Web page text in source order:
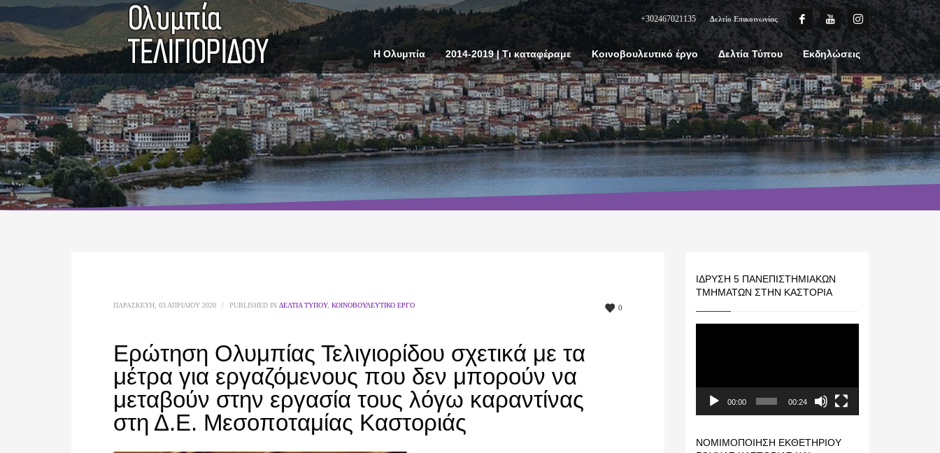
+302467021135 Δελτίο Επικοινωνίας
Η Ολυμπία 2014-2019 | Τι καταφέραμε Κοινοβουλευτικό έργο Δελτία Τύπου Εκδηλώσεις
0
ΠΑΡΑΣΚΕΥΉ, 03 ΑΠΡΙΛΊΟΥ 2020 / PUBLISHED IN ΔΕΛΤΊΑ ΤΎΠΟΥ, ΚΟΙΝΟΒΟΥΛΕΥΤΙΚΌ ΈΡΓΟ
Ερώτηση Ολυμπίας Τελιγιορίδου σχετικά με τα
μέτρα για εργαζόμενους που δεν μπορούν να
μεταβούν στην εργασία τους λόγω καραντίνας
στη Δ.Ε. Μεσοποταμίας Καστοριάς
ΊΔΡΥΣΗ 5 ΠΑΝΕΠΙΣΤΗΜΙΑΚΏΝ
ΤΜΗΜΆΤΩΝ ΣΤΗΝ ΚΑΣΤΟΡΙΆ
00:00 00:24
ΝΟΜΙΜΟΠΟΊΗΣΗ ΕΚΘΕΤΗΡΊΟΥ